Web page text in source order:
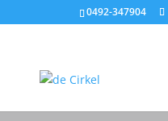
0492-347904